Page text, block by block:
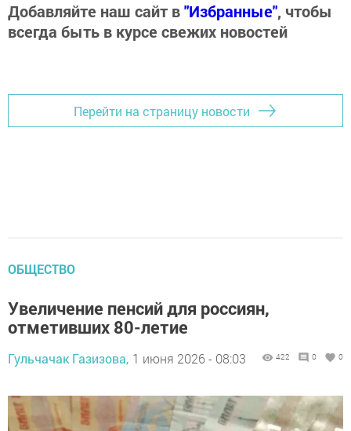
Добавляйте наш сайт в"Избранные", чтобы
всегда быть в курсе свежих новостей
Перейти на страницу новости
ОБЩЕСТВО
Увеличение пенсий для россиян,
отметивших 80-летие
Гульчачак Газизова, 1 июня 2026 - 08:03 422 0 0